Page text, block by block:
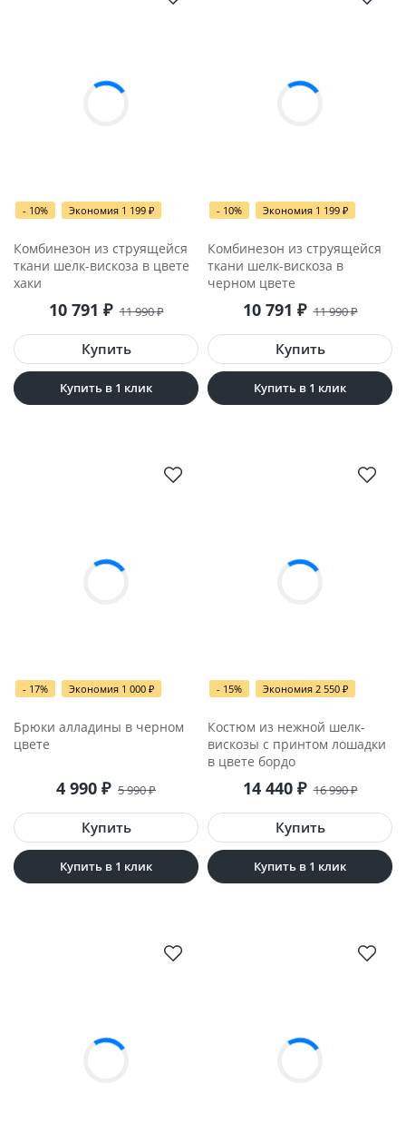
- 10% Экономия 1 199 ₽
Комбинезон из струящейся
ткани шелк-вискоза в цвете
хаки
10 791 ₽ 11 990₽
Купить в 1 клик
- 10% Экономия 1 199 ₽
Комбинезон из струящейся
ткани шелк-вискоза в
черном цвете
10 791 ₽ 11 990₽
Купить в 1 клик
- 17% Экономия 1 000 ₽
Брюки алладины в черном
цвете
4 990 ₽ 5 990₽
Купить в 1 клик
- 15% Экономия 2 550 ₽
Костюм из нежной шелк-
вискозы с принтом лошадки
в цвете бордо
14 440 ₽ 16 990₽
Купить в 1 клик